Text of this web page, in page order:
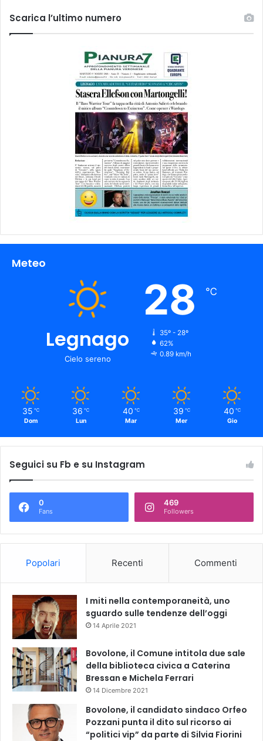
Scarica l’ultimo numero
Meteo
Legnago
Cielo sereno
28 ℃
35º - 28º
62%
0.89 km/h
35 ℃
Dom
36 ℃
Lun
40 ℃
Mar
39 ℃
Mer
40 ℃
Gio
Seguici su Fb e su Instagram
0
Fans
469
Followers
Popolari Recenti Commenti
I miti nella contemporaneità, uno
sguardo sulle tendenze dell’oggi
14 Aprile 2021
Bovolone, il Comune intitola due sale
della biblioteca civica a Caterina
Bressan e Michela Ferrari
14 Dicembre 2021
Bovolone, il candidato sindaco Orfeo
Pozzani punta il dito sul ricorso ai
“politici vip” da parte di Silvia Fiorini